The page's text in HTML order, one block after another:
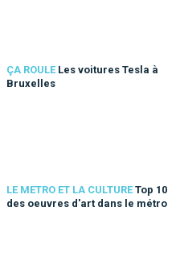
ÇA ROULE Les voitures Tesla à
Bruxelles
LE METRO ET LA CULTURE Top 10
des oeuvres d'art dans le métro
le métro